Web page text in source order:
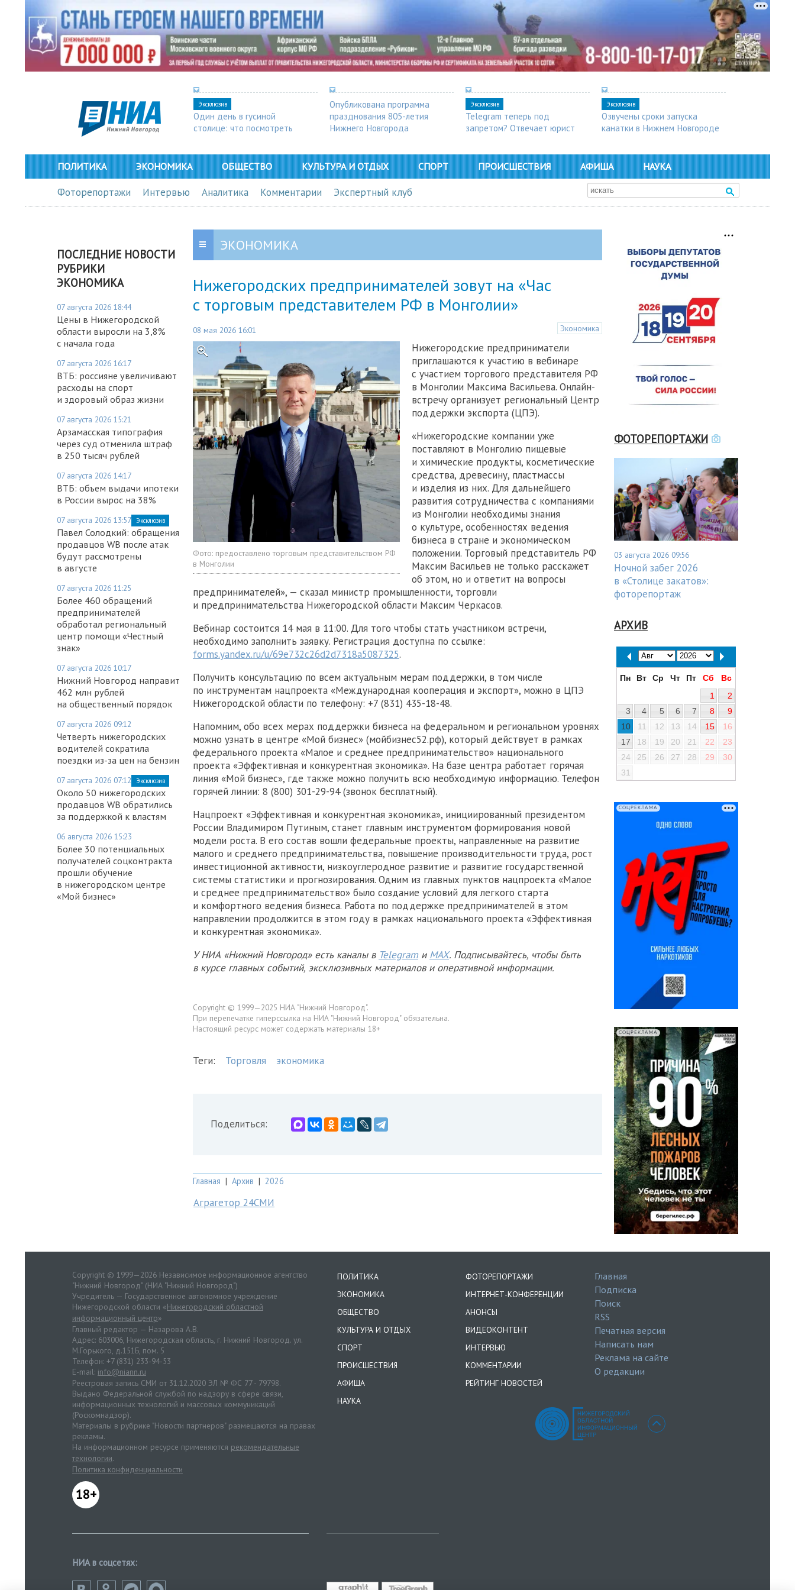
Эксклюзив
Один день в гусиной
столице: что посмотреть
Опубликована программа
празднования 805-летия
Нижнего Новгорода
Эксклюзив
Telegram теперь под
запретом? Отвечает юрист
Эксклюзив
Озвучены сроки запуска
канатки в Нижнем Новгороде
ПОЛИТИКА ЭКОНОМИКА ОБЩЕСТВО КУЛЬТУРА И ОТДЫХ СПОРТ ПРОИСШЕСТВИЯ АФИША НАУКА
Фоторепортажи Интервью Аналитика Комментарии Экспертный клуб
ПОСЛЕДНИЕ НОВОСТИ
РУБРИКИ
ЭКОНОМИКА
07 августа 2026 18:44
Цены в Нижегородской
области выросли на 3,8%
с начала года
07 августа 2026 16:17
ВТБ: россияне увеличивают
расходы на спорт
и здоровый образ жизни
07 августа 2026 15:21
Арзамасская типография
через суд отменила штраф
в 250 тысяч рублей
07 августа 2026 14:17
ВТБ: объем выдачи ипотеки
в России вырос на 38%
07 августа 2026 13:57 Эксклюзив
Павел Солодкий: обращения
продавцов WB после атак
будут рассмотрены
в августе
07 августа 2026 11:25
Более 460 обращений
предпринимателей
обработал региональный
центр помощи «Честный
знак»
07 августа 2026 10:17
Нижний Новгород направит
462 млн рублей
на общественный порядок
07 августа 2026 09:12
Четверть нижегородских
водителей сократила
поездки из-за цен на бензин
07 августа 2026 07:12 Эксклюзив
Около 50 нижегородских
продавцов WB обратились
за поддержкой к властям
06 августа 2026 15:23
Более 30 потенциальных
получателей соцконтракта
прошли обучение
в нижегородском центре
«Мой бизнес»
ЭКОНОМИКА
Нижегородских предпринимателей зовут на «Час
с торговым представителем РФ в Монголии»
08 мая 2026 16:01 Экономика
Фото: предоставлено торговым представительством РФ
в Монголии
Нижегородские предприниматели
приглашаются к участию в вебинаре
с участием торгового представителя РФ
в Монголии Максима Васильева. Онлайн-
встречу организует региональный Центр
поддержки экспорта (ЦПЭ).
«Нижегородские компании уже
поставляют в Монголию пищевые
и химические продукты, косметические
средства, древесину, пластмассы
и изделия из них. Для дальнейшего
развития сотрудничества с компаниями
из Монголии необходимы знания
о культуре, особенностях ведения
бизнеса в стране и экономическом
положении. Торговый представитель РФ
Максим Васильев не только расскажет
об этом, но и ответит на вопросы
предпринимателей», — сказал министр промышленности, торговли
и предпринимательства Нижегородской области Максим Черкасов.
Вебинар состоится 14 мая в 11:00. Для того чтобы стать участником встречи,
необходимо заполнить заявку. Регистрация доступна по ссылке:
forms.yandex.ru/u/69e732c26d2d7318a5087325.
Получить консультацию по всем актуальным мерам поддержки, в том числе
по инструментам нацпроекта «Международная кооперация и экспорт», можно в ЦПЭ
Нижегородской области по телефону: +7 (831) 435-18-48.
Напомним, обо всех мерах поддержки бизнеса на федеральном и региональном уровнях
можно узнать в центре «Мой бизнес» (мойбизнес52.рф), который действует в рамках
федерального проекта «Малое и среднее предпринимательство» национального
проекта «Эффективная и конкурентная экономика». На базе центра работает горячая
линия «Мой бизнес», где также можно получить всю необходимую информацию. Телефон
горячей линии: 8 (800) 301-29-94 (звонок бесплатный).
Нацпроект «Эффективная и конкурентная экономика», инициированный президентом
России Владимиром Путиным, станет главным инструментом формирования новой
модели роста. В его состав вошли федеральные проекты, направленные на развитие
малого и среднего предпринимательства, повышение производительности труда, рост
инвестиционной активности, низкоуглеродное развитие и развитие государственной
системы статистики и прогнозирования. Одним из главных пунктов нацпроекта «Малое
и среднее предпринимательство» было создание условий для легкого старта
и комфортного ведения бизнеса. Работа по поддержке предпринимателей в этом
направлении продолжится в этом году в рамках национального проекта «Эффективная
и конкурентная экономика».
У НИА «Нижний Новгород» есть каналы в Telegram и MAX. Подписывайтесь, чтобы быть
в курсе главных событий, эксклюзивных материалов и оперативной информации.
Copyright © 1999—2025 НИА "Нижний Новгород".
При перепечатке гиперссылка на НИА "Нижний Новгород" обязательна.
Настоящий ресурс может содержать материалы 18+
Теги: Торговля экономика
Поделиться:
Главная | Архив | 2026
Аграгетор 24СМИ
ФОТОРЕПОРТАЖИ
03 августа 2026 09:56
Ночной забег 2026
в «Столице закатов»:
фоторепортаж
АРХИВ
Пн Вт Ср Чт Пт Сб
Вс
1
2
3
4 5 6 7 8
9
10
11 12 13 14 15
16
17
18 19 20 21 22
23
24
25 26 27 28 29
30
31
СОЦРЕКЛАМА
СОЦРЕКЛАМА
Copyright © 1999—2026 Независимое информационное агентство
"Нижний Новгород" (НИА "Нижний Новгород")
Учредитель — Государственное автономное учреждение
Нижегородской области «Нижегородский областной
информационный центр»
Главный редактор — Назарова А.В.
Адрес: 603006, Нижегородская область, г. Нижний Новгород. ул.
М.Горького, д.151Б, пом. 5
Телефон: +7 (831) 233-94-53
E-mail: info@niann.ru
Реестровая запись СМИ от 31.12.2020 ЭЛ № ФС 77 - 79798.
Выдано Федеральной службой по надзору в сфере связи,
информационных технологий и массовых коммуникаций
(Роскомнадзор).
Материалы в рубрике "Новости партнеров" размещаются на правах
рекламы.
На информационном ресурсе применяются рекомендательные
технологии.
Политика конфиденциальности
18+
ПОЛИТИКА
ЭКОНОМИКА
ОБЩЕСТВО
КУЛЬТУРА И ОТДЫХ
СПОРТ
ПРОИСШЕСТВИЯ
АФИША
НАУКА
ФОТОРЕПОРТАЖИ
ИНТЕРНЕТ-КОНФЕРЕНЦИИ
АНОНСЫ
ВИДЕОКОНТЕНТ
ИНТЕРВЬЮ
КОММЕНТАРИИ
РЕЙТИНГ НОВОСТЕЙ
Главная
Подписка
Поиск
RSS
Печатная версия
Написать нам
Реклама на сайте
О редакции
НИА в соцсетях: